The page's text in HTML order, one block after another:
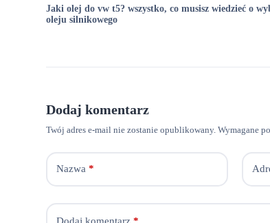
Jaki olej do vw t5? wszystko, co musisz wiedzieć o
oleju silnikowego
Dodaj komentarz
Twój adres e-mail nie zostanie opublikowany. Wymagane
Nazwa *